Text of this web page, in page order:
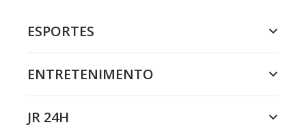
ESPORTES
ENTRETENIMENTO
JR 24H